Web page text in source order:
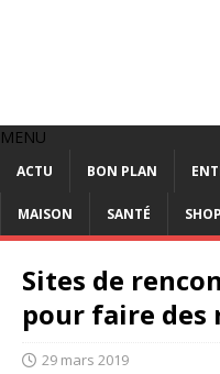
MENU
ACTU BON PLAN
MAISON SANTÉ
Sites de
pour faire des
29 mars 2019